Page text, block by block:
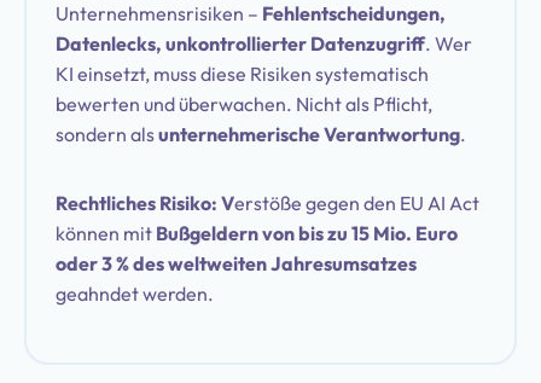
Unternehmensrisiken – Fehlentscheidungen,
Datenlecks, unkontrollierter Datenzugriff. Wer
KI einsetzt, muss diese Risiken systematisch
bewerten und überwachen. Nicht als Pflicht,
sondern alsunternehmerische Verantwortung.
Rechtliches Risiko: Verstöße gegen den EU AI Act
können mit Bußgeldern von bis zu 15 Mio. Euro
oder 3 % des weltweiten Jahresumsatzes
geahndet werden.